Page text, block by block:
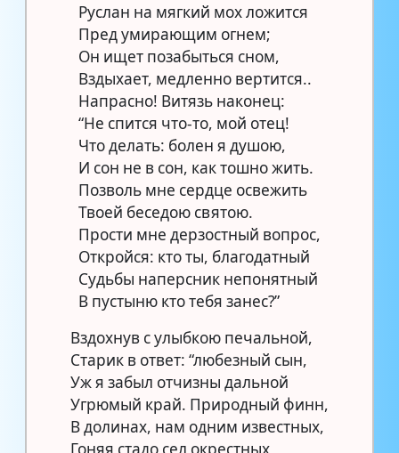
Руслан на мягкий мох ложится
Пред умирающим огнем;
Он ищет позабыться сном,
Вздыхает, медленно вертится..
Напрасно! Витязь наконец:
“Не спится что-то, мой отец!
Что делать: болен я душою,
И сон не в сон, как тошно жить.
Позволь мне сердце освежить
Твоей беседою святою.
Прости мне дерзостный вопрос,
Откройся: кто ты, благодатный
Судьбы наперсник непонятный
В пустыню кто тебя занес?”
Вздохнув с улыбкою печальной,
Старик в ответ: “любезный сын,
Уж я забыл отчизны дальной
Угрюмый край. Природный финн,
В долинах, нам одним известных,